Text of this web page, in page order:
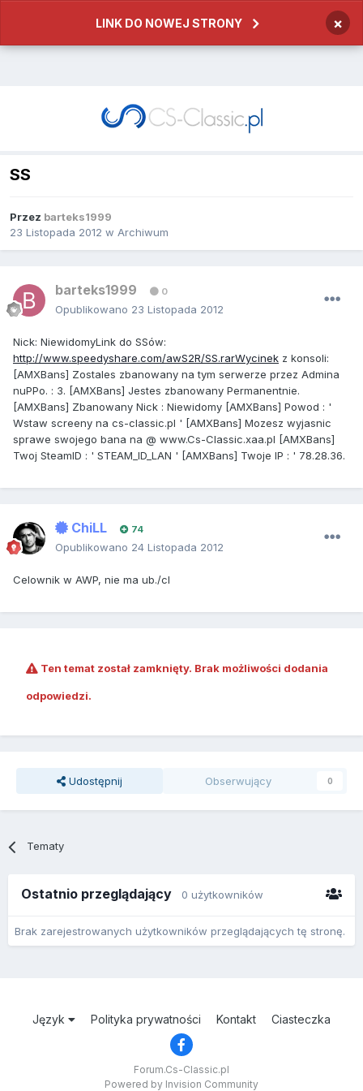
LINK DO NOWEJ STRONY ×
SS
Przez barteks1999
23 Listopada 2012 w Archiwum
barteks1999 0
Opublikowano 23 Listopada 2012
Nick: NiewidomyLink do SSów:
http://www.speedyshare.com/awS2R/SS.rarWycinek z konsoli:
[AMXBans] Zostales zbanowany na tym serwerze przez Admina
nuPPo. : 3. [AMXBans] Jestes zbanowany Permanentnie.
[AMXBans] Zbanowany Nick : Niewidomy [AMXBans] Powod : '
Wstaw screeny na cs-classic.pl ' [AMXBans] Mozesz wyjasnic
sprawe swojego bana na @ www.Cs-Classic.xaa.pl [AMXBans]
Twoj SteamID : ' STEAM_ID_LAN ' [AMXBans] Twoje IP : ' 78.28.36.
ChiLL 74
Opublikowano 24 Listopada 2012
Celownik w AWP, nie ma ub./cl
Ten temat został zamknięty. Brak możliwości dodania
odpowiedzi.
Udostępnij Obserwujący 0
Tematy
Ostatnio przeglądający 0 użytkowników
Brak zarejestrowanych użytkowników przeglądających tę stronę.
Język Polityka prywatności Kontakt Ciasteczka
Forum.Cs-Classic.pl
Powered by Invision Community